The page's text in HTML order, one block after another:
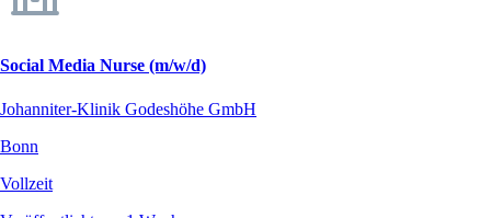
Social Media Nurse (m/w/d)
Johanniter-Klinik Godeshöhe GmbH
Bonn
Vollzeit